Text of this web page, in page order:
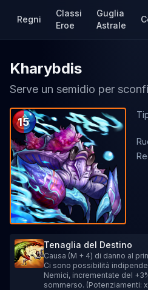
Regni
Classi
Eroe
Guglia
Astrale
Kharybdis
Serve un semidio per
15
Tenaglia del Destino
Causa (M + 4) di danno al
Ci sono possibilità
Nemici, incrementate del
sommerso. (Potenziamenti: